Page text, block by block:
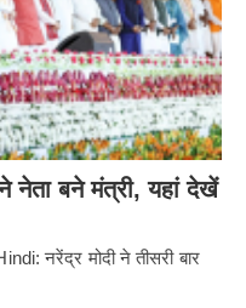
बने मंत्री, यहां देखें
नरेंद्र मोदी ने तीसरी बार